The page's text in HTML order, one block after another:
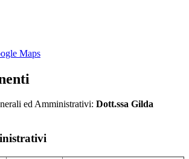
Maps
ed Amministrativi: Dott.ssa Gilda